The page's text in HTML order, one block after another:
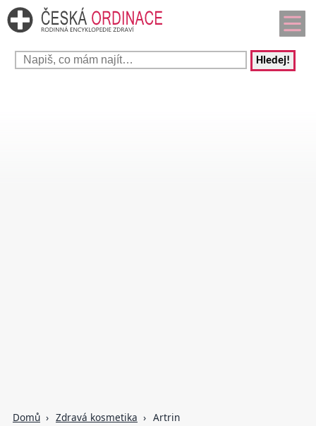
Hledej!
Domů Zdravá kosmetika Artrin